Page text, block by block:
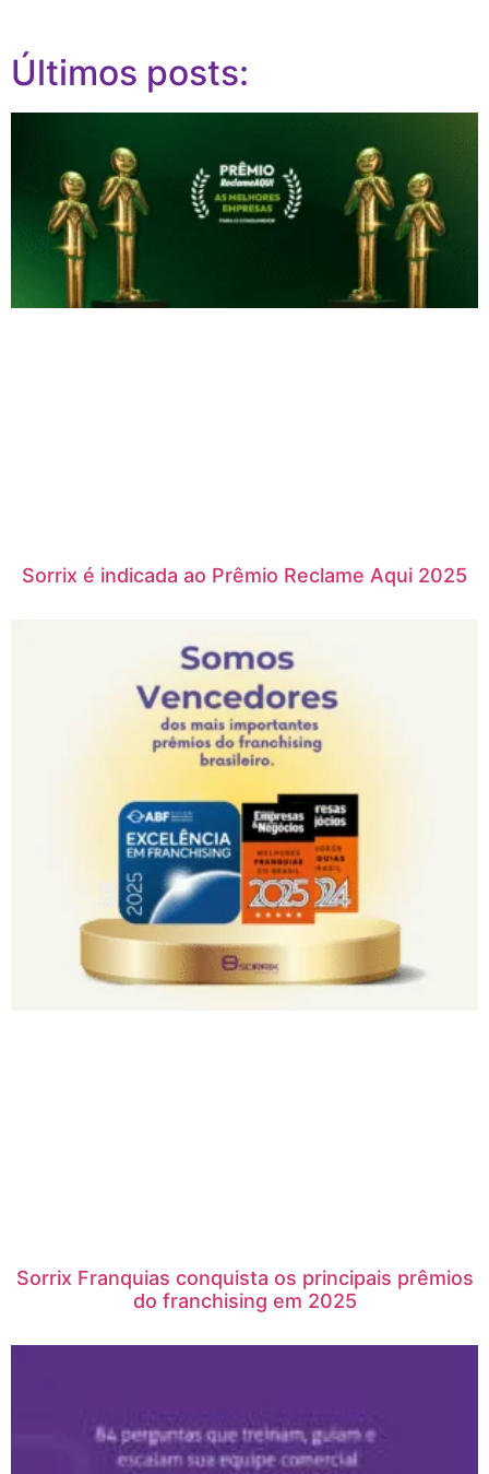
Últimos posts:
Sorrix é indicada ao Prêmio Reclame Aqui 2025
Sorrix Franquias conquista os principais prêmios
do franchising em 2025